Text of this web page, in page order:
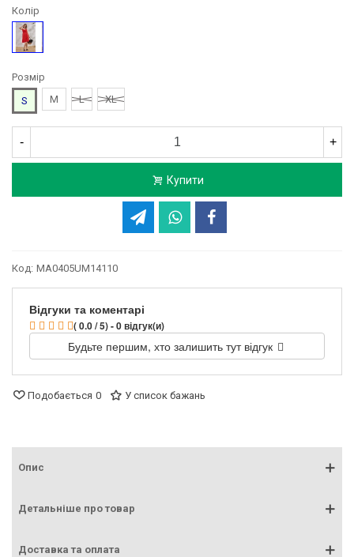
Колір
Червоний
Розмір
S
M L XL
- +
Купити
Код: MA0405UM14110
Відгуки та коментарі
( 0.0 / 5) - 0 відгук(и)
Будьте першим, хто залишить тут відгук
Подобається 0 У список бажань
Опис
Детальніше про товар
Доставка та оплата